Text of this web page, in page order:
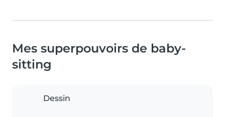
Mes superpouvoirs de baby-
sitting
Dessin